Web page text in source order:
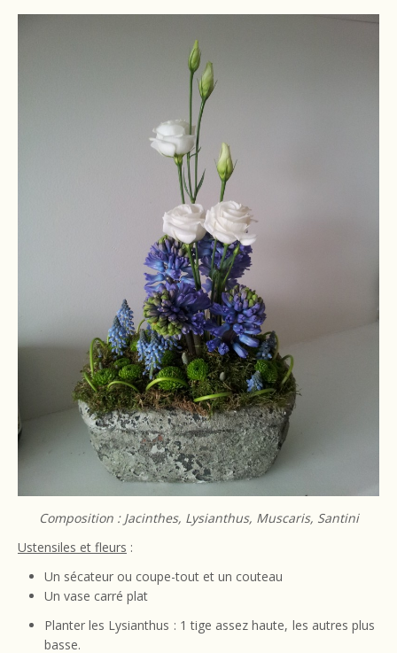
Composition : Jacinthes, Lysianthus, Muscaris, Santini
Ustensiles et fleurs :
Un sécateur ou coupe-tout et un couteau
Un vase carré plat
Planter les Lysianthus : 1 tige assez haute, les autres plus
basse.